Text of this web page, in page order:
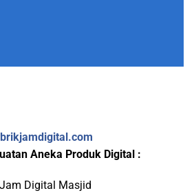
Aneka Produk Digital :
Digital Masjid